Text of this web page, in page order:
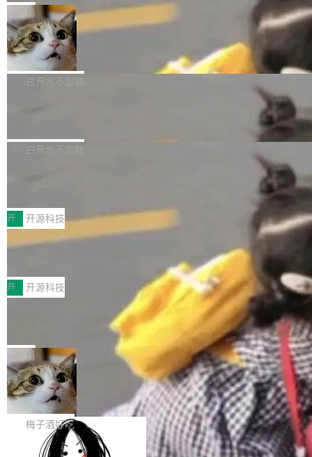
是把这段空隙补上。 回退到任何一次编辑：Delt
aDB 捕获 commit 之间的每一次操作，...
微软同期总资本开支的四成。 与亚马逊、Alpha
bet、微软以及 Meta 等传统科技巨头相比，Spa
ceXAI的资金消耗速度尤为引人瞩目。然而，支
撑庞大支出的资金来源却呈现出截然不同的面
貌。数据显示，微软和 Meta 主要依托充沛的经
一个在终端里运行的编程 agent；Muse Spark
1.2，驱动这个 agent 的新模型。一句话概括：
你可以用 curl -fsSL https://dev.meta.ai/install.
sh | bash 安装一个能在大项目里自动规划、写
代码、验证结果的 AI 终端工具。 据介绍，Muse
个主 agent 循环，外加一组后台 agent。这些后
局
美团开源 LoHoSearch，用知识图谱校
准 AI 能力认知
机器出题的前提，是让机器拥有全局视野。整个
构建流程可以分为四个环节：建图 → 控制难度
白开水不加糖
库，并将作为transport接入Mooncake TENT。
MPComm将作为一种传输引擎接入Mooncake T
ENT，实现零拷贝传输性能提升30%、非零拷贝
传输性能最高提升5倍。UCL-MPComm底层基
于自研UCL-Engine通信引擎，后续腾讯网平将
持续开源更多基于UCL-Engine的高性能通信组
件。 腾讯网平团队在UCL-MPComm中实现了一
个独立于业务线程的全局通信引擎（Engine），
白开水不加糖
型案例入选名单》，深信服“面向企业研发场景的
开源 AI 编程平台 CoStrict 应用”凭借卓越的技术
创新与落地成效成功入选。 全链路私有化部署，
助力企业AI研发安全落地 当前，越来越多企业已
经开始引入 AI Coding 工具，通过调用公有云模
型或企业内部部署模型提升研发效率。但随着 AI
Coding 从个人辅助工具逐步走向团队级、组织
级应用，企业在规模化落地过程中，对安全性、
可控性和代码质量提出了更高要求。 首先是数据
安全与合规要求。对于大多数普通研发场景，公
有云模型能够满足快速试用和效率提升的需求。
但对于金融、能源、医疗等对数据安全要求较...
开 开源科技
深信服AI算力网关入选工信部人工智能
前不久，工业和信息化部正式发布《2025年人工
智能应用典型案例名单》，集中展示人工智能在
各领域的应用成果，覆盖技术底座、行业赋能、
产品应用、支撑保障、专题等五大方向。深信服
AI算力网关（AI创新平台）成功入选！ 随着各行
各业的Agent走向规模化建设，算力构成形态逐
渐丰富，用户关注的重点也在发生变化：不只是
让AI用起来，还要进一步看清混合算力时代下，
Token花在哪里、算力是否被充分利用，以及持
续增长的AI成本该如何优化。 深信服AI算力网关
正是围绕这些实际问题，从Token治理和成本治
理两个方面，让用户的每一份算力都看得清、管
开 开源科技
Jeff Dean 离开 Google：一个时代的结
束，一个实验室的开始
Google 员工编号 20。MapReduce 作者之一。
Bigtable 作者之一。TensorFlow 的作者之一。
Gemini 的架构师。Google 首席科学家。 Jeff D
ean 在 Google 工作了 27 年后，宣布离职。 他
不是一个人走。一同离开的还有 Sanjay Ghema
wat（Google 员工编号 23，Jeff Dean 二十多
年的编程搭档，MapReduce 和 Bigtable 的共同
作者）、Quoc Le（Google 大脑核心成员，Se
局
🔥 SolonCode v2026.8.4 发布：界面
字体可调、22 种语言、记忆搜索增强
打开终端就能上岗的全中文编码智能体，这一轮
把「看得清、用母语、记得住」三件事一次补
齐。 SolonCode 是什么 SolonCode 是杭州无
梅子酒好吃